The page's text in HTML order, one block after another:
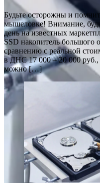
Будьте осторожны и
мышеловке! Внимание,
день на известных
SSD накопитель большого
сравнению с реальной
в ДНС 17 000 – 20 000
можно […]